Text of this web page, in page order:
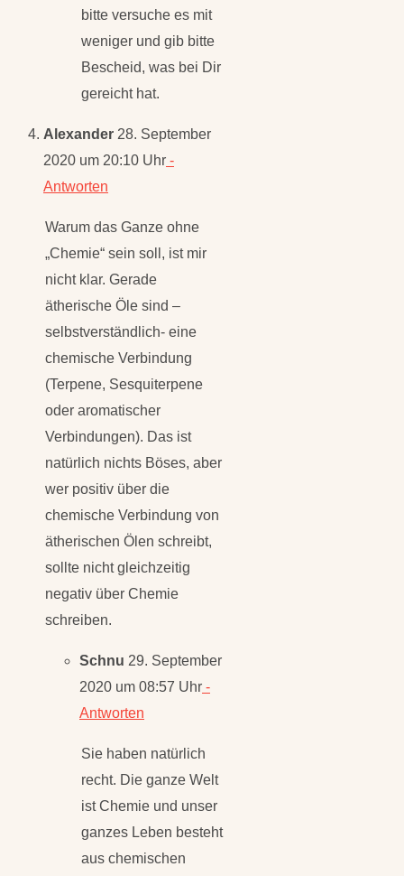
bitte versuche es mit
weniger und gib bitte
Bescheid, was bei Dir
gereicht hat.
Alexander 28. September
2020 um 20:10 Uhr -
Antworten
Warum das Ganze ohne
„Chemie“ sein soll, ist mir
nicht klar. Gerade
ätherische Öle sind –
selbstverständlich- eine
chemische Verbindung
(Terpene, Sesquiterpene
oder aromatischer
Verbindungen). Das ist
natürlich nichts Böses, aber
wer positiv über die
chemische Verbindung von
ätherischen Ölen schreibt,
sollte nicht gleichzeitig
negativ über Chemie
schreiben.
Schnu 29. September
2020 um 08:57 Uhr -
Antworten
Sie haben natürlich
recht. Die ganze Welt
ist Chemie und unser
ganzes Leben besteht
aus chemischen